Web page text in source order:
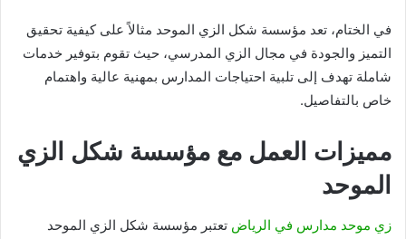
في الختام، تعد مؤسسة شكل الزي الموحد مثالاً على كيفية تحقيق
التميز والجودة في مجال الزي المدرسي، حيث تقوم بتوفير خدمات
شاملة تهدف إلى تلبية احتياجات المدارس بمهنية عالية واهتمام
خاص بالتفاصيل.
مميزات العمل مع مؤسسة شكل الزي
الموحد
زي موحد مدارس في الرياض تعتبر مؤسسة شكل الزي الموحد